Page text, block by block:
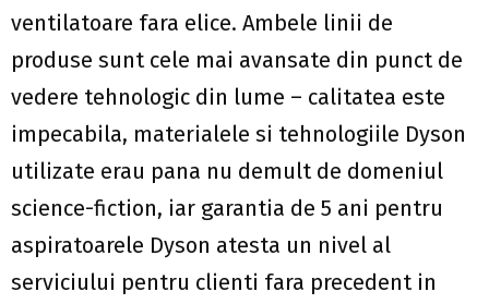
ventilatoare fara elice. Ambele linii de
produse sunt cele mai avansate din punct de
vedere tehnologic din lume – calitatea este
impecabila, materialele si tehnologiile Dyson
utilizate erau pana nu demult de domeniul
science-fiction, iar garantia de 5 ani pentru
aspiratoarele Dyson atesta un nivel al
serviciului pentru clienti fara precedent in